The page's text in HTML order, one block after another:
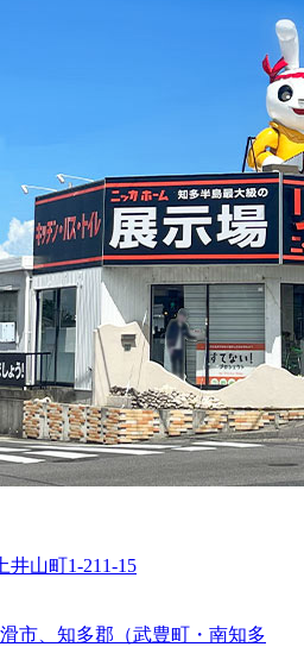
井山町1-211-15
市、知多郡（武豊町・南知多